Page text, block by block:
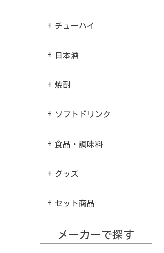
チューハイ
日本酒
焼酎
ソフトドリンク
食品・調味料
グッズ
セット商品
メーカーで探す